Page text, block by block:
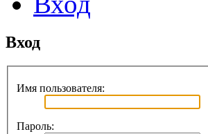
Вход
Имя пользователя:
Пароль: